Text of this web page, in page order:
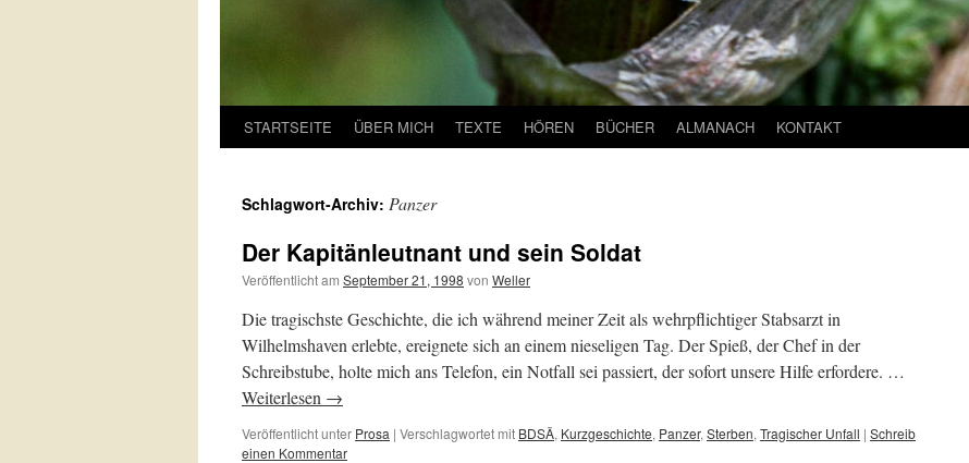
STARTSEITE ÜBER MICH TEXTE HÖREN BÜCHER ALMANACH KONTAKT
Schlagwort-Archiv: Panzer
Der Kapitänleutnant und sein Soldat
Veröffentlicht am September 21, 1998 von Weller
Die tragischste Geschichte, die ich während meiner Zeit als wehrpflichtiger Stabsarzt in
Wilhelmshaven erlebte, ereignete sich an einem nieseligen Tag. Der Spieß, der Chef in der
Schreibstube, holte mich ans Telefon, ein Notfall sei passiert, der sofort unsere Hilfe erfordere. …
Weiterlesen →
Veröffentlicht unter Prosa | Verschlagwortet mit BDSÄ, Kurzgeschichte, Panzer, Sterben, Tragischer Unfall | Schreib
einen Kommentar